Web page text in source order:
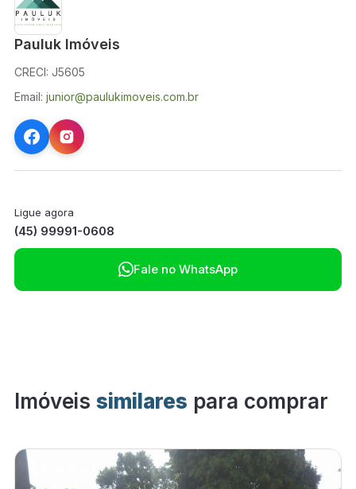
Pauluk Imóveis
CRECI: J5605
Email: junior@paulukimoveis.com.br
Ligue agora
(45) 99991-0608
Fale no WhatsApp
Imóveis similares para comprar